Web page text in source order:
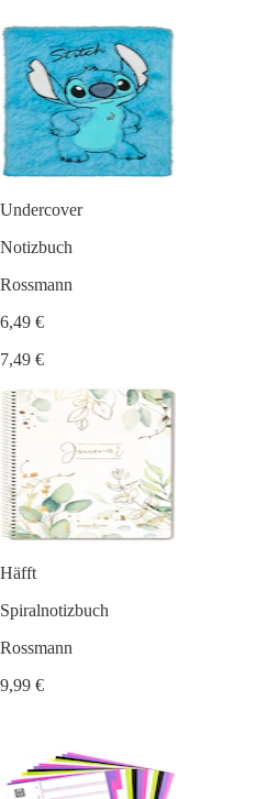
Undercover
Notizbuch
Rossmann
6,49 €
7,49 €
Häfft
Spiralnotizbuch
Rossmann
9,99 €